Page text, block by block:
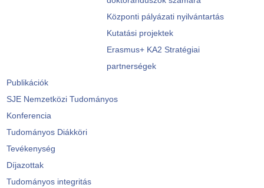
Központi pályázati nyilvántartás
Kutatási projektek
Erasmus+ KA2 Stratégiai
partnerségek
Publikációk
SJE Nemzetközi Tudományos
Konferencia
Tudományos Diákköri
Tevékenység
Díjazottak
Tudományos integritás